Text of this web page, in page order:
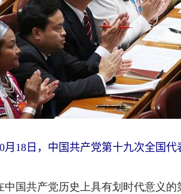
18日，中国共产党第十九次全国代
共产党历史上具有划时代意义的